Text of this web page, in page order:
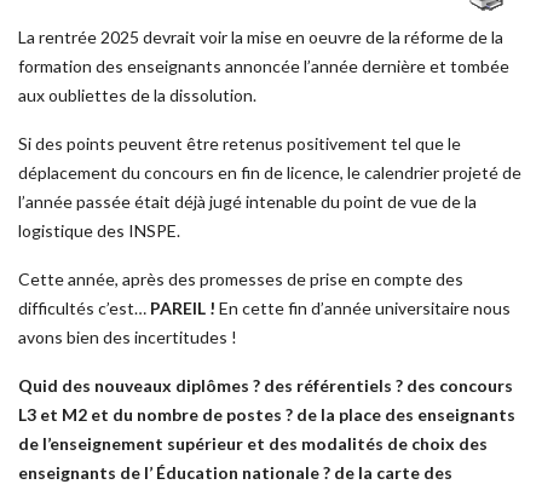
La rentrée 2025 devrait voir la mise en oeuvre de la réforme de la
formation des enseignants annoncée l’année dernière et tombée
aux oubliettes de la dissolution.
Si des points peuvent être retenus positivement tel que le
déplacement du concours en fin de licence, le calendrier projeté de
l’année passée était déjà jugé intenable du point de vue de la
logistique des INSPE.
Cette année, après des promesses de prise en compte des
difficultés c’est… PAREIL ! En cette fin d’année universitaire nous
avons bien des incertitudes !
Quid des nouveaux diplômes ? des référentiels ? des concours
L3 et M2 et du nombre de postes ? de la place des enseignants
de l’enseignement supérieur et des modalités de choix des
enseignants de l’ Éducation nationale ? de la carte des